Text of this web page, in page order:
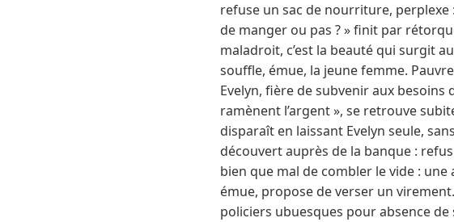
refuse un sac de nourriture, perplexe
de manger ou pas ? » finit par
maladroit, c’est la beauté qui surgit
souffle, émue, la jeune femme.
Evelyn, fière de subvenir aux besoins
ramènent l’argent », se retrouve
disparaît en laissant Evelyn seule,
découvert auprès de la banque :
bien que mal de combler le vide :
émue, propose de verser un
policiers ubuesques pour absence